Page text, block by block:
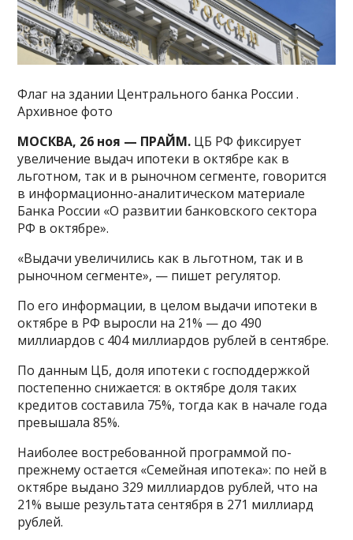
Флаг на здании Центрального банка России .
Архивное фото
МОСКВА, 26 ноя — ПРАЙМ. ЦБ РФ фиксирует
увеличение выдач ипотеки в октябре как в
льготном, так и в рыночном сегменте, говорится
в информационно-аналитическом материале
Банка России «О развитии банковского сектора
РФ в октябре».
«Выдачи увеличились как в льготном, так и в
рыночном сегменте», — пишет регулятор.
По его информации, в целом выдачи ипотеки в
октябре в РФ выросли на 21% — до 490
миллиардов с 404 миллиардов рублей в сентябре.
По данным ЦБ, доля ипотеки с господдержкой
постепенно снижается: в октябре доля таких
кредитов составила 75%, тогда как в начале года
превышала 85%.
Наиболее востребованной программой по-
прежнему остается «Семейная ипотека»: по ней в
октябре выдано 329 миллиардов рублей, что на
21% выше результата сентября в 271 миллиард
рублей.